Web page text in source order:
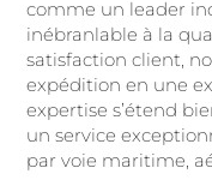
comme un leader
inébranlable à la
satisfaction client,
expédition en une
expertise s’étend
un service
par voie maritime,